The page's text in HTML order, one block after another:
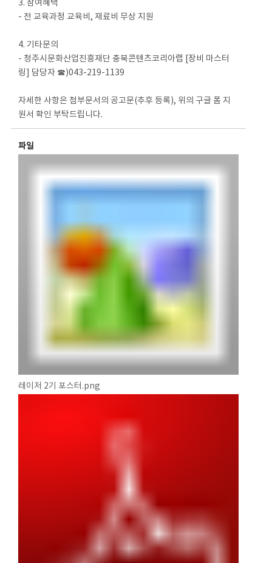
3. 참여혜택
- 전 교육과정 교육비, 재료비 무상 지원
4. 기타문의
- 청주시문화산업진흥재단 충북콘텐츠코리아랩 [장비 마스터
링] 담당자 ☎)043-219-1139
자세한 사항은 첨부문서의 공고문(추후 등록), 위의 구글 폼 지
원서 확인 부탁드립니다.
파일
레이저 2기 포스터.png